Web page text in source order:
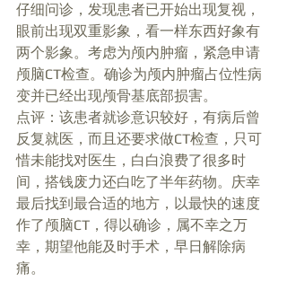
仔细问诊，发现患者已开始出现复视，
眼前出现双重影象，看一样东西好象有
两个影象。考虑为颅内肿瘤，紧急申请
颅脑CT检查。确诊为颅内肿瘤占位性病
变并已经出现颅骨基底部损害。
点评：该患者就诊意识较好，有病后曾
反复就医，而且还要求做CT检查，只可
惜未能找对医生，白白浪费了很多时
间，搭钱废力还白吃了半年药物。庆幸
最后找到最合适的地方，以最快的速度
作了颅脑CT，得以确诊，属不幸之万
幸，期望他能及时手术，早日解除病
痛。